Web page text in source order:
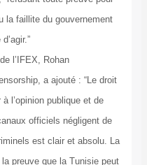
la faillite du gouvernement
l’IFEX, Rohan
a ajouté : “Le droit
l’opinion publique et de
officiels négligent de
est clair et absolu. La
preuve que la Tunisie peut